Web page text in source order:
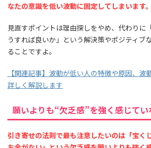
なたの意識を低い波動に固定してしまいます。
見直すポイントは理由探しをやめ、代わりに
うすれば良いか」という解決策やポジティブ
ることですよ。
【関連記事】波動が低い人の特徴や原因、波
詳しく解説します
願いよりも“欠乏感”を強く感じて
引き寄せの法則で最も注意したいのは「宝く